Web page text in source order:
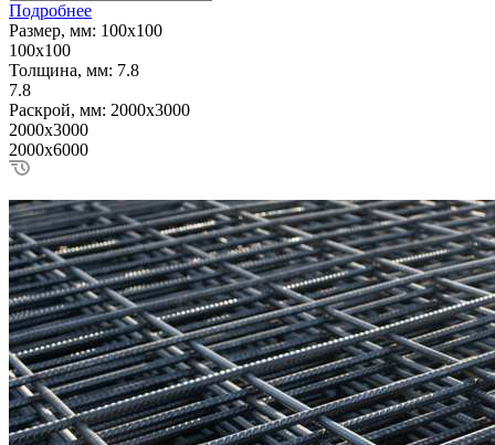
Подробнее
Размер, мм: 100х100
100х100
Толщина, мм: 7.8
7.8
Раскрой, мм: 2000х3000
2000х3000
2000х6000